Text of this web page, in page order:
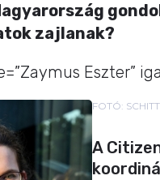
zajlanak?
Eszter”
FOTÓ:
A